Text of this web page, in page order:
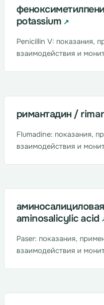
potassium
Penicillin V: показания,
взаимодействия и
римантадин /
Flumadine: показания,
взаимодействия и
aminosalicylic acid
Paser: показания,
взаимодействия и